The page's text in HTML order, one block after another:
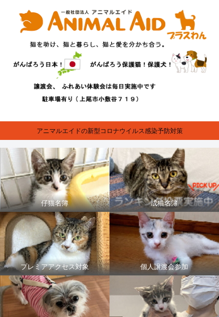
アニマルエイドの新型コロナウイルス感染予防対策
仔猫名簿 成猫名簿
プレミアアクセス対象 個人譲渡会参加